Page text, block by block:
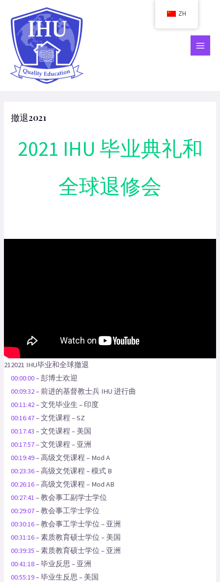
主
撤退2021
2021 IHU 毕业典礼和
全球退修会
212021 IHU毕业和全球撤退
00:00:00– 彭博士欢迎
00:09:32– 前进的基督教士兵 IHU 进行曲
00:11:42– 文凭毕业生 – 印度
00:16:47– 文凭课程 – SZ
00:17:43 – 文凭课程 – 美国
00:17:57– 文凭课程 – 亚洲
00:19:49– 高级文凭课程 – Mod A
00:23:36– 高级文凭课程 – 模式 B
00:26:16– 高级文凭课程 – Mod AB
00:27:41 – 教会事工副学士学位
00:29:07– 教会事工学士学位
00:30:16– 教会事工学士学位 – 亚洲
00:31:16– 素质教育硕士学位 – 美国
00:39:35 – 素质教育硕士学位 – 亚洲
00:41:18– 毕业反思 – 亚洲
00:55:19– 毕业生反思 – 美国
ZH